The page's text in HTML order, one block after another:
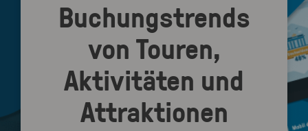
Buchungstrends
von Touren,
Aktivitäten und
Attraktionen